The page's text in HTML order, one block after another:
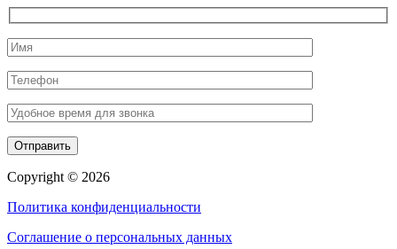
Copyright © 2026
Политика конфиденциальности
Соглашение о персональных данных